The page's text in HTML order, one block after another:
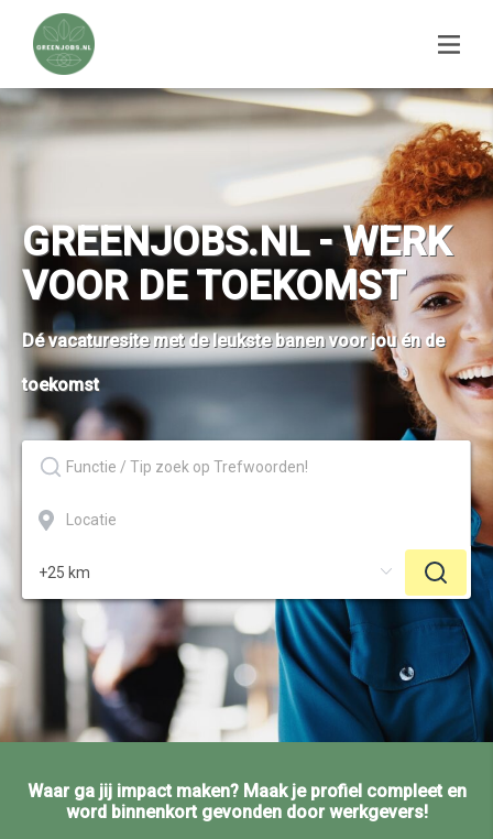
GREENJOBS.NL - WERK
VOOR DE TOEKOMST
Dé vacaturesite met de leukste banen voor jou én de
toekomst
Waar ga jij impact maken? Maak je profiel compleet en
word binnenkort gevonden door werkgevers!